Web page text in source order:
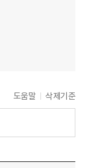
도움말 삭제기준